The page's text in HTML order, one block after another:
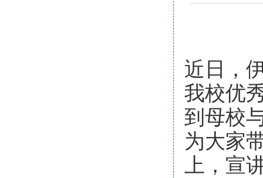
近日，
我校优
到母校
为大家
上，宣